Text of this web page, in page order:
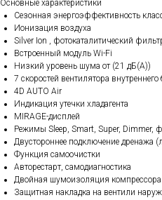
Основные характеристики
Сезонная энергоэффективность
Ионизация воздуха
Silver Ion , фотокаталитический
Встроенный модуль Wi-Fi
Низкий уровень шума от (21 дБ(А))
7 скоростей вентилятора внутреннего
4D AUTO Air
Индикация утечки хладагента
MIRAGE-дисплей
Режимы Sleep, Smart, Super, Dimmer,
Двустороннее подключение дренажа
Функция самоочистки
Авторестарт, самодиагностика
Двойная шумоизоляция компрессора
Защитная накладка на вентили